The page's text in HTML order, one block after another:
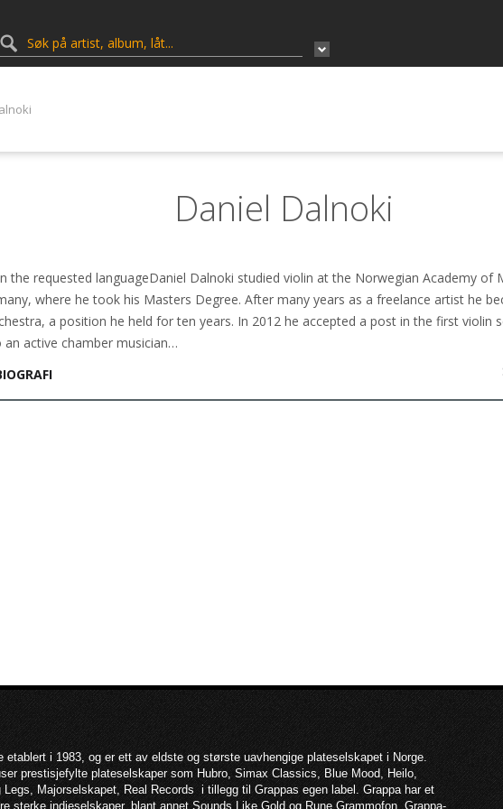
Daniel Dalnoki
the requested languageDaniel Dalnoki studied violin at the Norwegian Academy of
where he took his Masters Degree. After many years as a freelance artist he
a position he held for ten years. In 2012 he accepted a post in the first violin
an active chamber musician…
etablert i 1983, og er ett av eldste og største uavhengige plateselskapet i Norge.
prestisjefylte plateselskaper som Hubro, Simax Classics, Blue Mood, Heilo,
Legs, Majorselskapet, Real Records i tillegg til Grappas egen label. Grappa har et
sterke indieselskaper, blant annet Sounds Like Gold og Rune Grammofon. Grappa-